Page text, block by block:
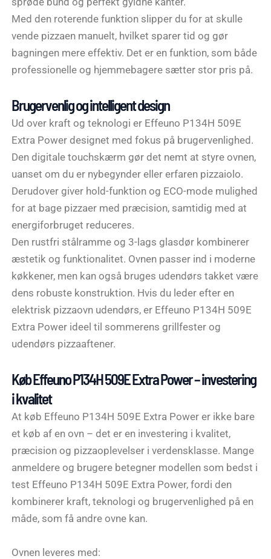
Med den roterende funktion slipper du for at skulle
vende pizzaen manuelt, hvilket sparer tid og gør
bagningen mere effektiv. Det er en funktion, som både
professionelle og hjemmebagere sætter stor pris på.
Brugervenlig og intelligent design
Ud over kraft og teknologi er Effeuno P134H 509E
Extra Power designet med fokus på brugervenlighed.
Den digitale touchskærm gør det nemt at styre ovnen,
uanset om du er nybegynder eller erfaren pizzaiolo.
Derudover giver hold-funktion og ECO-mode mulighed
for at bage pizzaer med præcision, samtidig med at
energiforbruget reduceres.
Den rustfri stålramme og 3-lags glasdør kombinerer
æstetik og funktionalitet. Ovnen passer ind i moderne
køkkener, men kan også bruges udendørs takket være
dens robuste konstruktion. Hvis du leder efter en
elektrisk pizzaovn udendørs, er Effeuno P134H 509E
Extra Power ideel til sommerens grillfester og
udendørs pizzaaftener.
Køb Effeuno P134H 509E Extra Power – investering
i kvalitet
At køb Effeuno P134H 509E Extra Power er ikke bare
et køb af en ovn – det er en investering i kvalitet,
præcision og pizzaoplevelser i verdensklasse. Mange
anmeldere og brugere betegner modellen som bedst i
test Effeuno P134H 509E Extra Power, fordi den
kombinerer kraft, teknologi og brugervenlighed på en
måde, som få andre ovne kan.
Ovnen leveres med: